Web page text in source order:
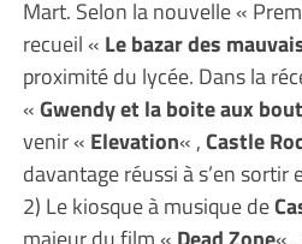
Mart. Selon la nouvelle «
recueil « Le bazar des
proximité du lycée. Dans la
«Gwendy et la boite aux
venir « Elevation« ,Castle
davantage réussi à s’en sortir
2) Le kiosque à musique de